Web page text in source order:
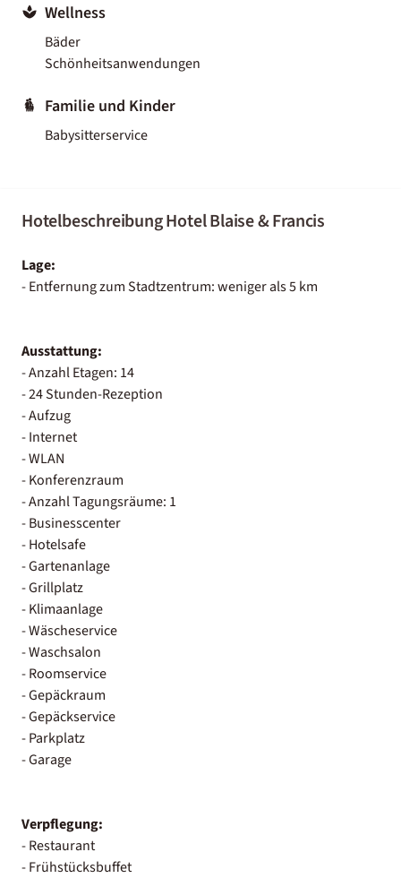
Wellness
Bäder
Schönheitsanwendungen
Familie und Kinder
Babysitterservice
Hotelbeschreibung Hotel Blaise & Francis
Lage:
- Entfernung zum Stadtzentrum: weniger als 5 km
Ausstattung:
- Anzahl Etagen: 14
- 24 Stunden-Rezeption
- Aufzug
- Internet
- WLAN
- Konferenzraum
- Anzahl Tagungsräume: 1
- Businesscenter
- Hotelsafe
- Gartenanlage
- Grillplatz
- Klimaanlage
- Wäscheservice
- Waschsalon
- Roomservice
- Gepäckraum
- Gepäckservice
- Parkplatz
- Garage
Verpflegung:
- Restaurant
- Frühstücksbuffet